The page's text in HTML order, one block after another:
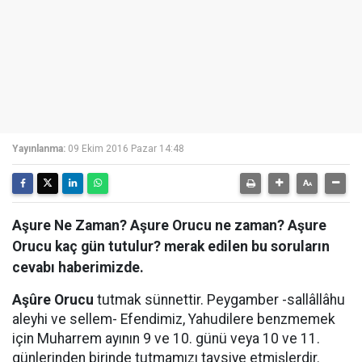
Yayınlanma: 09 Ekim 2016 Pazar 14:48
Aşure Ne Zaman? Aşure Orucu ne zaman? Aşure
Orucu kaç gün tutulur? merak edilen bu soruların
cevabı haberimizde.
Aşûre Orucu tutmak sünnettir. Peygamber -sallâllâhu
aleyhi ve sellem- Efendimiz, Yahudilere benzmemek
için Muharrem ayının 9 ve 10. günü veya 10 ve 11.
günlerinden birinde tutmamızı tavsiye etmişlerdir.